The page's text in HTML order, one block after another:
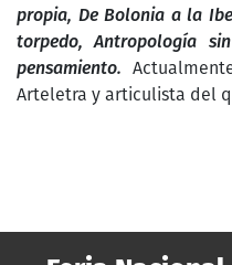
propia, De Bolonia a la
torpedo, Antropología
pensamiento.
Arteletra y articulista del